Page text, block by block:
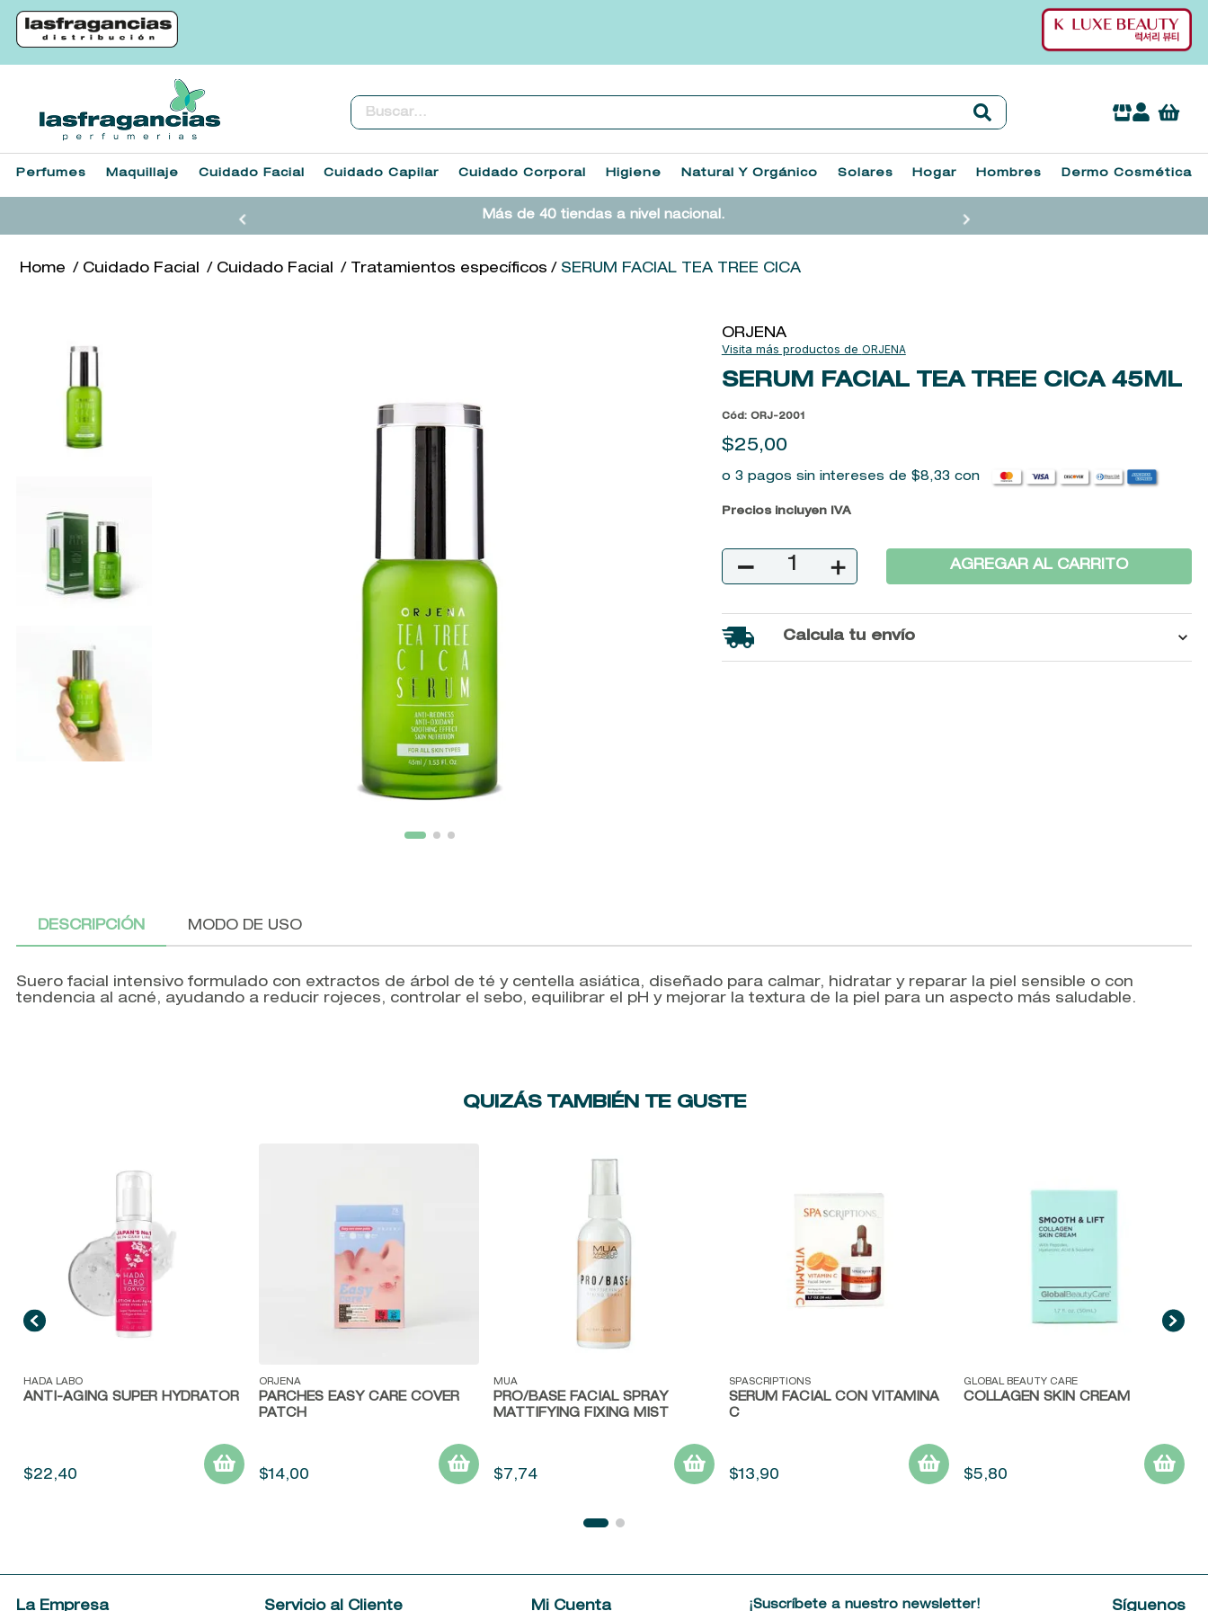
Buscar...
Perfumes Maquillaje Cuidado Facial Cuidado Capilar Cuidado Corporal Higiene Natural Y Orgánico Solares Hogar Hombres Dermo Cosmética
Más de 40 tiendas a nivel nacional.
Cuidado Facial Cuidado Facial Tratamientos específicos SERUM FACIAL TEA TREE CICA
ORJENA
ORJENA
SERUM FACIAL TEA TREE CICA 45ML
Cód : ORJ-2001
$25,00
o 3 pagos sin intereses de $8,33con
Precios incluyen IVA
＋
－ AGREGAR AL CARRITO
Calcula tu envío
DESCRIPCIÓN MODO DE USO
Suero facial intensivo formulado con extractos de árbol de té y centella asiática, diseñado para calmar, hidratar y reparar la piel sensible o con
tendencia al acné, ayudando a reducir rojeces, controlar el sebo, equilibrar el pH y mejorar la textura de la piel para un aspecto más saludable.
QUIZÁS TAMBIÉN TE GUSTE
Vista rápida
HADA LABO
ANTI-AGING SUPER HYDRATOR
$22,40
Vista rápida
ORJENA
PARCHES EASY CARE COVER
PATCH
$14,00
Vista rápida
MUA
PRO/BASE FACIAL SPRAY
MATTIFYING FIXING MIST
$ 7, 74
Vista rápida
SPASCRIPTIONS
SERUM FACIAL CON VITAMINA
C
$13,90
Vista rápida
GLOBAL BEAUTY CARE
COLLAGEN SKIN CREAM
$5,80
La Empresa Servicio al Cliente Mi Cuenta ¡Suscríbete a nuestro newsletter! Síguenos
1.
heathcote
sol ipanema
3.
cleanance
4.
giftset
9.
baylis
10.